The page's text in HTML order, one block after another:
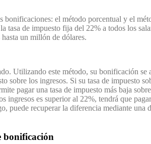
bonificaciones: el método porcentual y el
tasa de impuesto fija del 22% a todos los
un millón de dólares.
Utilizando este método, su bonificación se
sobre los ingresos. Si su tasa de impuesto
pagar una tasa de impuesto más baja
ingresos es superior al 22%, tendrá que
puede recuperar la diferencia mediante una
bonificación